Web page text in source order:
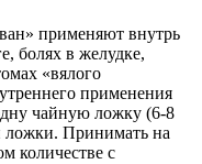
применяют внутрь
болях в желудке,
«вялого
применения
чайную ложку (6-8
ложки. Принимать на
количестве с